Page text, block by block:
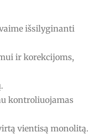
išsilyginanti
ir korekcijoms,
kontroliuojamas
vientisą monolitą.